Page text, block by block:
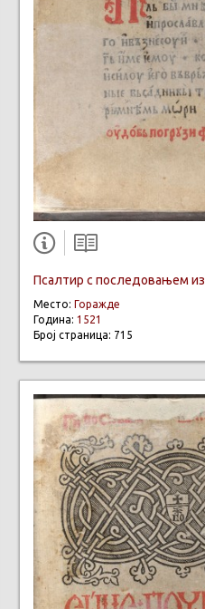
Псалтир с последовањем
Место: Горажде
Година: 1521
Број страница: 715